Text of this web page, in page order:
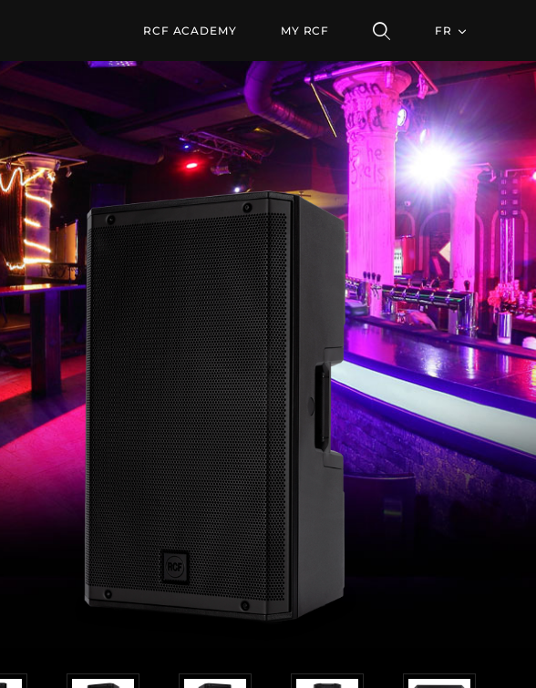
À DEUX VOIES
RCF ACADEMY MY RCF FR